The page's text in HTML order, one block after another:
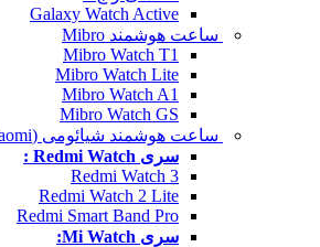
Galaxy Watch Active
ساعت هوشمند Mibro
Mibro Watch T1
Mibro Watch Lite
Mibro Watch A1
Mibro Watch GS
ساعت هوشمند شیائومی (Xiaomi)
سری Redmi Watch :
Redmi Watch 3
Redmi Watch 2 Lite
Redmi Smart Band Pro
سری Mi Watch: